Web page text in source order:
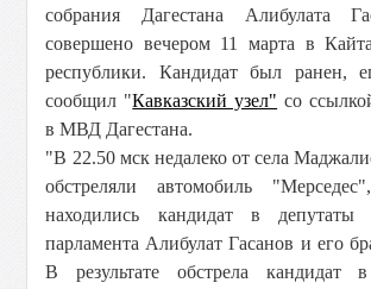
собрания Дагестана Алибулата
совершено вечером 11 марта в
республики. Кандидат был ранен,
сообщил "Кавказский узел" со
в МВД Дагестана.
"В 22.50 мск недалеко от села
обстреляли автомобиль
находились кандидат в депутаты
парламента Алибулат Гасанов и его
В результате обстрела кандидат